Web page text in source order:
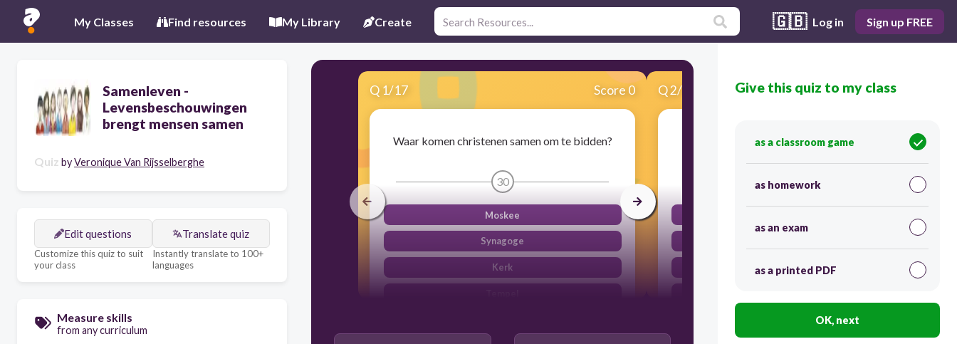
My Classes Find resources My Library Create 🇬🇧 Log in Sign up FREE
Samenleven -
Levensbeschouwingen
brengt mensen samen
Quiz byVeronique Van Rijsselberghe
Edit questions
Customize this quiz to suit
your class
Translate quiz
Instantly translate to 100+
languages
Measure skills
from any curriculum
Q 1/17 Score 0
Waar komen christenen samen om te bidden?
30
Moskee
Synagoge
Kerk
Q2/17 Score 0
Hoe heet het heilige gebouw van de Islam?
30
Moskee
Give this quiz to my class
as a classroom game
as homework
as an exam
as a printed PDF
OK, next